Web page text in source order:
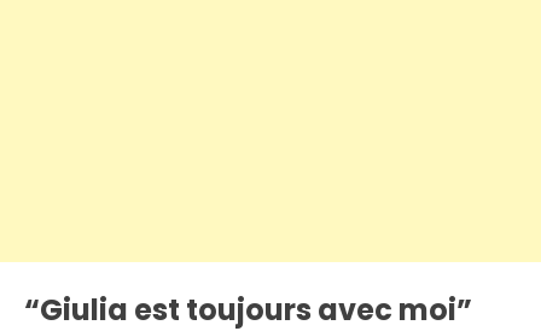
“Giulia est toujours avec moi”